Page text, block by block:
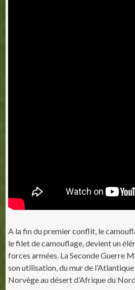
A la fin du premier conflit, le
le filet de camouflage, devient un
forces armées. La Seconde Guerre
son utilisation, du mur de
Norvège au désert d’Afrique du